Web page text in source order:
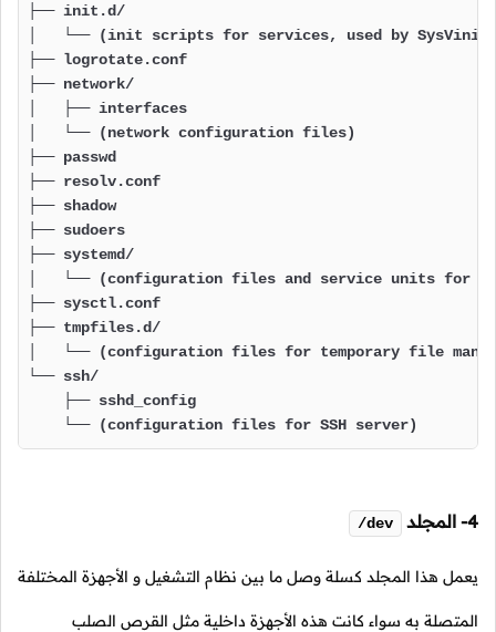
├── init.d/
│   └── (init scripts for services, used by SysVinit)
├── logrotate.conf
├── network/
│   ├── interfaces
│   └── (network configuration files)
├── passwd
├── resolv.conf
├── shadow
├── sudoers
├── systemd/
│   └── (configuration files and service units for
├── sysctl.conf
├── tmpfiles.d/
│   └── (configuration files for temporary file
└── ssh/
    ├── sshd_config
    └── (configuration files for SSH server)
4- المجلد /dev
يعمل هذا المجلد كسلة وصل ما بين نظام التشغيل و الأجهزة المختلفة
المتصلة به سواء كانت هذه الأجهزة داخلية مثل القرص الصلب